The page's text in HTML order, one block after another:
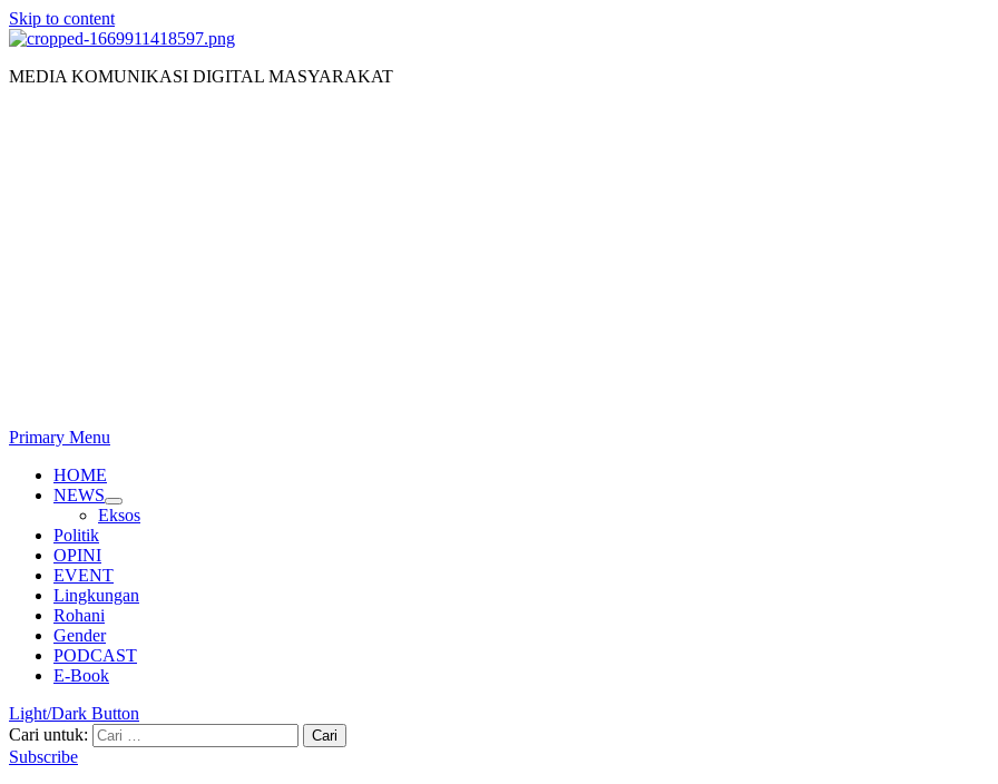
Skip to content
MEDIA KOMUNIKASI DIGITAL MASYARAKAT
Primary Menu
HOME
NEWS
Eksos
Politik
OPINI
EVENT
Lingkungan
Rohani
Gender
PODCAST
E-Book
Light/Dark Button
Cari untuk:
Subscribe